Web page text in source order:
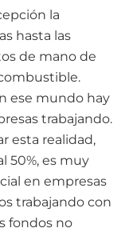
la
hasta las
de mano de
ese mundo hay
trabajando.
esta realidad,
50%, es muy
en empresas
trabajando con
fondos no